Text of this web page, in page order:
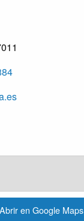
en Google Maps